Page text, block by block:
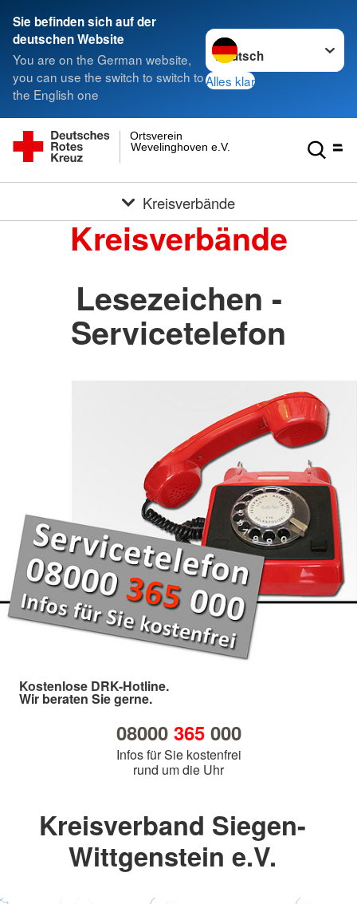
Sie befinden sich auf der
deutschen Website
You are on the German website,
you can use the switch to switch to
the English one
Sprache wechseln zu
Alles klar
Wevelinghoven e.V.
Ortsverein
Kreisverbände
Kreisverbände
Lesezeichen -
Servicetelefon
Kostenlose DRK-Hotline.
Wir beraten Sie gerne.
08000 365000
Infos für Sie kostenfrei
rund um die Uhr
Kreisverband Siegen-
Wittgenstein e.V.